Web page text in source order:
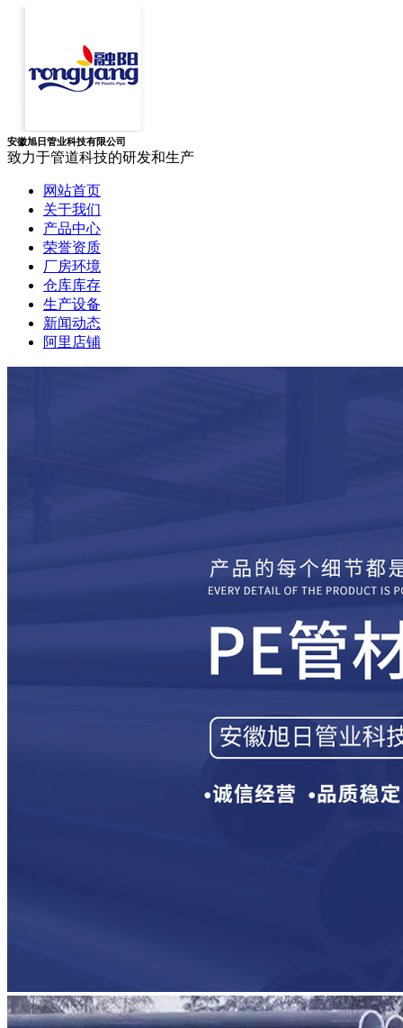
安徽旭日管业科技有限公司
致力于管道科技的研发和生产
网站首页
关于我们
产品中心
荣誉资质
厂房环境
仓库库存
生产设备
新闻动态
阿里店铺